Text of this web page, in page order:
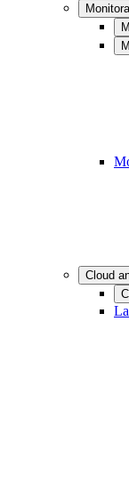
Cloud